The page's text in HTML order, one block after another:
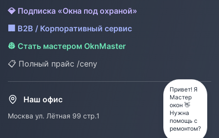
💎 Подписка «Окна под охраной»
🏢 B2B / Корпоративный сервис
👷 Стать мастером OknMaster
📋 Полный прайс /ceny
Наш офис
Москва ул. Лётная 99 стр.1
Привет! Я
Мастер
окон 👋
Нужна
помощь с
ремонтом?